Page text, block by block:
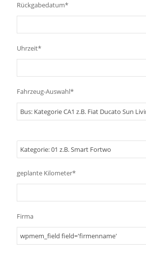
Rückgabedatum*
Uhrzeit*
Fahrzeug-Auswahl*
geplante Kilometer*
Firma